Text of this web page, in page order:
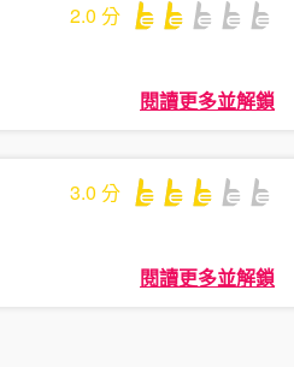
2.0 分
閱讀更多並解鎖
3.0 分
閱讀更多並解鎖